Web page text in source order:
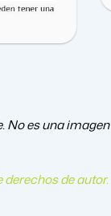
No es una
de autor.